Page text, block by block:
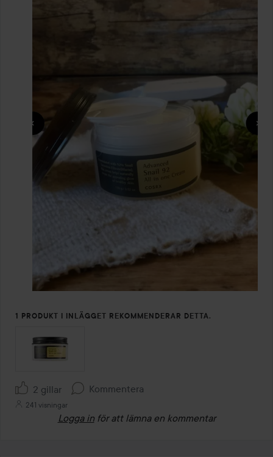
1 PRODUKT I INLÄGGET REKOMMENDERAR DETTA.
2 gillar Kommentera
241 visningar
Logga in för att lämna en kommentar